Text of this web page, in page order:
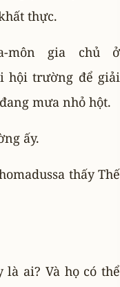
thực.
môn gia chủ ở
hội trường để giải
mưa nhỏ hột.
ấy.
thấy Thế
ai? Và họ có thể